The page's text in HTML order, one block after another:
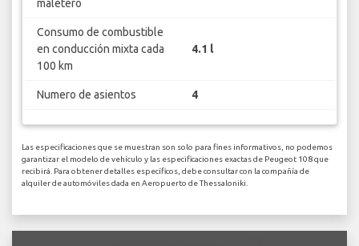
maletero
Consumo de combustible
en conducción mixta cada
100 km
4.1 l
Numero de asientos 4
Las especificaciones que se muestran son solo para fines informativos, no podemos
garantizar el modelo de vehículo y las especificaciones exactas de Peugeot 108 que
recibirá. Para obtener detalles específicos, debe consultar con la compañía de
alquiler de automóviles dada en Aeropuerto de Thessaloniki.